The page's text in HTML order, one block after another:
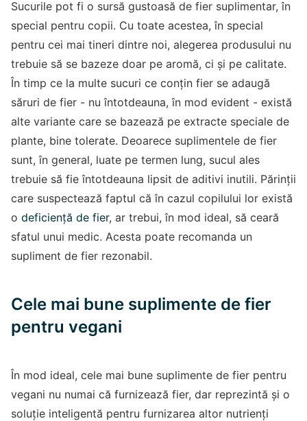
Sucurile pot fi o sursă gustoasă de fier suplimentar, în
special pentru copii. Cu toate acestea, în special
pentru cei mai tineri dintre noi, alegerea produsului nu
trebuie să se bazeze doar pe aromă, ci și pe calitate.
În timp ce la multe sucuri ce conțin fier se adaugă
săruri de fier - nu întotdeauna, în mod evident - există
alte variante care se bazează pe extracte speciale de
plante, bine tolerate. Deoarece suplimentele de fier
sunt, în general, luate pe termen lung, sucul ales
trebuie să fie întotdeauna lipsit de aditivi inutili. Părinții
care suspectează faptul că în cazul copilului lor există
o deficiență de fier, ar trebui, în mod ideal, să ceară
sfatul unui medic. Acesta poate recomanda un
supliment de fier rezonabil.
Cele mai bune suplimente de fier
pentru vegani
În mod ideal, cele mai bune suplimente de fier pentru
vegani nu numai că furnizează fier, dar reprezintă și o
soluție inteligentă pentru furnizarea altor nutrienți